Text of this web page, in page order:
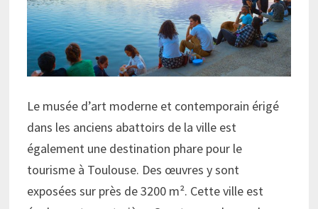
Le musée d’art moderne et contemporain érigé
dans les anciens abattoirs de la ville est
également une destination phare pour le
tourisme à Toulouse. Des œuvres y sont
exposées sur près de 3200 m². Cette ville est